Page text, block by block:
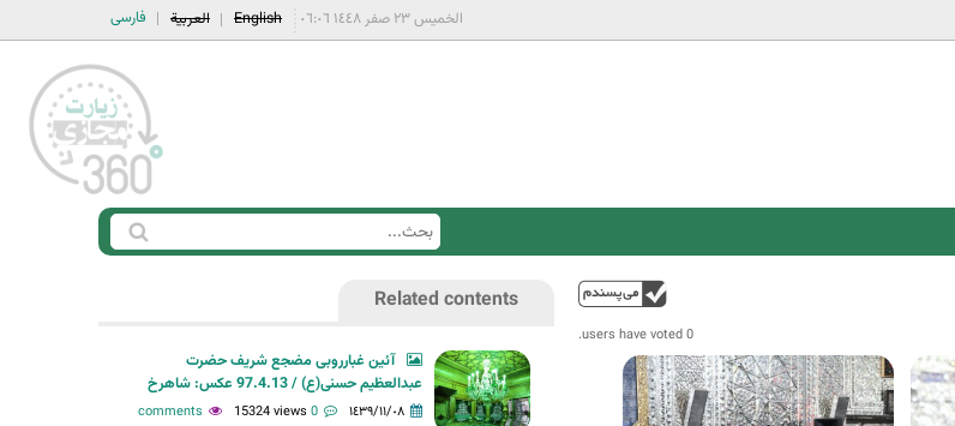
فارسی العربية English الخميس ٢٣ صفر ١٤٤٨ ٠٦:٠٦
ا
س
ب
ح
0 users have voted.
Related contents
آئین غبارروبی مضجع شریف حضرت
عبدالعظیم حسنی(ع) / 97.4.13 عکس: شاهرخ
١٤٣٩/١١/٠٨ 0 comments
15324 views